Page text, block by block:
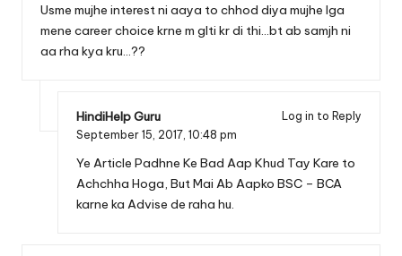
Usme mujhe interest ni aaya to chhod diya mujhe lga
mene career choice krne m glti kr di thi…bt ab samjh ni
aa rha kya kru…??
HindiHelp Guru
Log in to Reply
September 15, 2017, 10:48 pm
Ye Article Padhne Ke Bad Aap Khud Tay Kare to
Achchha Hoga, But Mai Ab Aapko BSC – BCA
karne ka Advise de raha hu.